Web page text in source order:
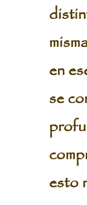
en
se
esto